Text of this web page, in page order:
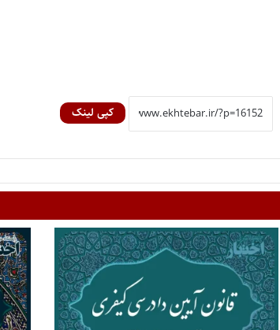
کپی لینک